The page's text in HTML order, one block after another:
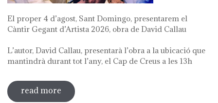
El proper 4 d’agost, Sant Domingo, presentarem el
Càntir Gegant d’Artista 2026, obra de David Callau
L’autor, David Callau, presentarà l’obra a la ubicació que
mantindrà durant tot l’any, el Cap de Creus a les 13h
read more sobre presentació càntir gegant